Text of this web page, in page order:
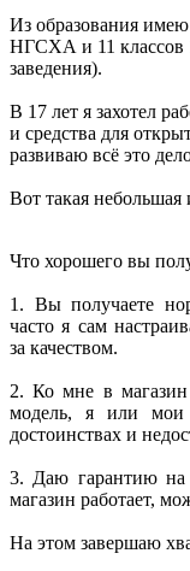
Из образования имею
НГСХА и 11 классов
заведения).
В 17 лет я захотел
и средства для
развиваю всё это
Вот такая небольшая
Что хорошего вы
1. Вы получаете
часто я сам
за качеством.
2. Ко мне в
модель, я или мои
достоинствах и
3. Даю гарантию на
магазин работает,
На этом завершаю